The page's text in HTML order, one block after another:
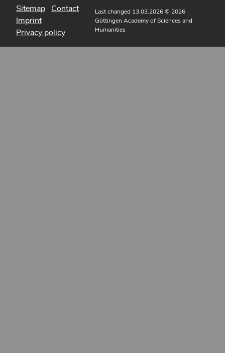
Sitemap Contact
Imprint
Privacy policy
Last changed 13.03.2026© 2026
Göttingen Academy of Sciences and
Humanities